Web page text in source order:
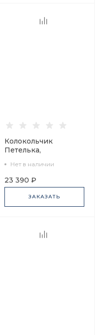
Колокольчик
Петелька,
60.02817.00.2
Нет в наличии
23 390 ₽
ЗАКАЗАТЬ